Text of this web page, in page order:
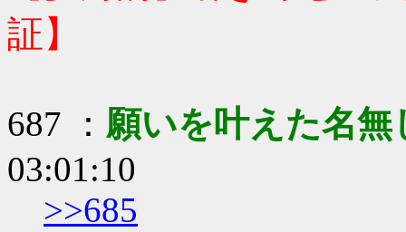
証】
687 ： 願いを叶えた名無
03:01:10
>>685